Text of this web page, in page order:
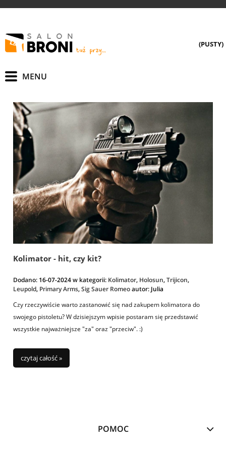
(PUSTY)
Kolimator - hit, czy kit?
Dodano: 16-07-2024w kategorii: Kolimator, Holosun,Trijicon,
Leupold, Primary Arms,Sig Sauer Romeoautor: Julia
Czy rzeczywiście warto zastanowić się nad zakupem kolimatora do
swojego pistoletu? W dzisiejszym wpisie postaram się przedstawić
wszystkie najważniejsze "za" oraz "przeciw". :)
czytaj całość »
POMOC